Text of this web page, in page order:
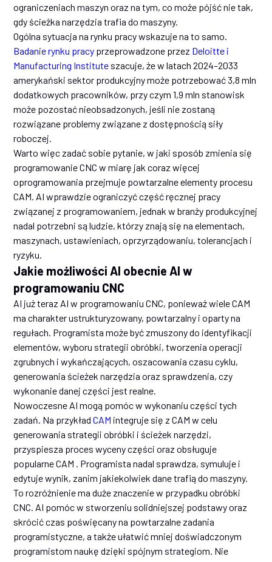
ograniczeniach maszyn oraz na tym, co może pójść nie tak,
gdy ścieżka narzędzia trafia do maszyny.
Ogólna sytuacja na rynku pracy wskazuje na to samo.
Badanie rynku pracy przeprowadzone przez Deloitte i
Manufacturing Institute szacuje, że w latach 2024–2033
amerykański sektor produkcyjny może potrzebować 3,8 mln
dodatkowych pracowników, przy czym 1,9 mln stanowisk
może pozostać nieobsadzonych, jeśli nie zostaną
rozwiązane problemy związane z dostępnością siły
roboczej.
Warto więc zadać sobie pytanie, w jaki sposób zmienia się
programowanie CNC w miarę jak coraz więcej
oprogramowania przejmuje powtarzalne elementy procesu
CAM. AI wprawdzie ograniczyć część ręcznej pracy
związanej z programowaniem, jednak w branży produkcyjnej
nadal potrzebni są ludzie, którzy znają się na elementach,
maszynach, ustawieniach, oprzyrządowaniu, tolerancjach i
ryzyku.
Jakie możliwości AI obecnie AI w
programowaniu CNC
AI już teraz AI w programowaniu CNC, ponieważ wiele CAM
ma charakter ustrukturyzowany, powtarzalny i oparty na
regułach. Programista może być zmuszony do identyfikacji
elementów, wyboru strategii obróbki, tworzenia operacji
zgrubnych i wykańczających, oszacowania czasu cyklu,
generowania ścieżek narzędzia oraz sprawdzenia, czy
wykonanie danej części jest realne.
Nowoczesne AI mogą pomóc w wykonaniu części tych
zadań. Na przykładCAM integruje się z CAM w celu
generowania strategii obróbki i ścieżek narzędzi,
przyspiesza proces wyceny części oraz obsługuje
popularne CAM . Programista nadal sprawdza, symuluje i
edytuje wynik, zanim jakiekolwiek dane trafią do maszyny.
To rozróżnienie ma duże znaczenie w przypadku obróbki
CNC. AI pomóc w stworzeniu solidniejszej podstawy oraz
skrócić czas poświęcany na powtarzalne zadania
programistyczne, a także ułatwić mniej doświadczonym
programistom naukę dzięki spójnym strategiom. Nie